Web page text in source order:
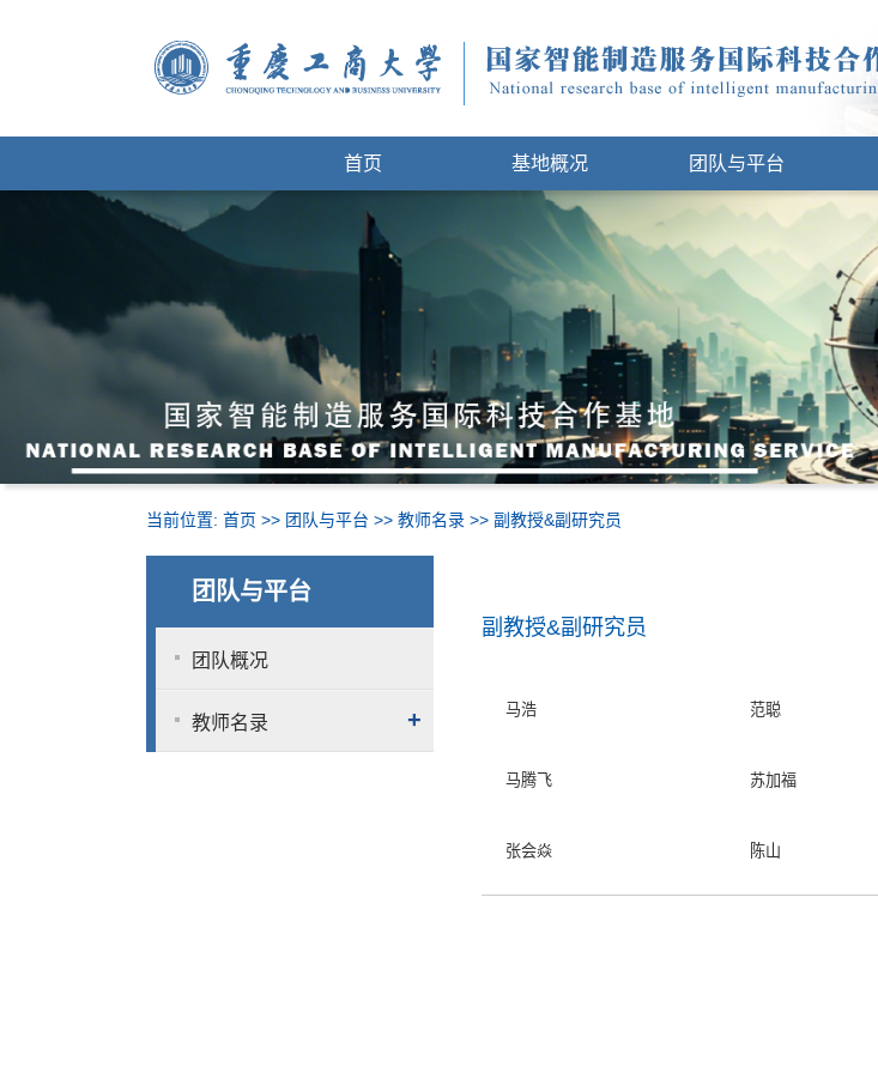
首页 基地概况 团队与平台
当前位置: 首页 >> 团队与平台 >> 教师名录 >> 副教授&副研究员
团队与平台
团队概况
教师名录 +
副教授&副研究员
马浩 范聪
马腾飞 苏加福
张会焱 陈山